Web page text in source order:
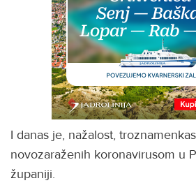
I danas je, nažalost,
novozaraženih koronavirusom u
županiji.